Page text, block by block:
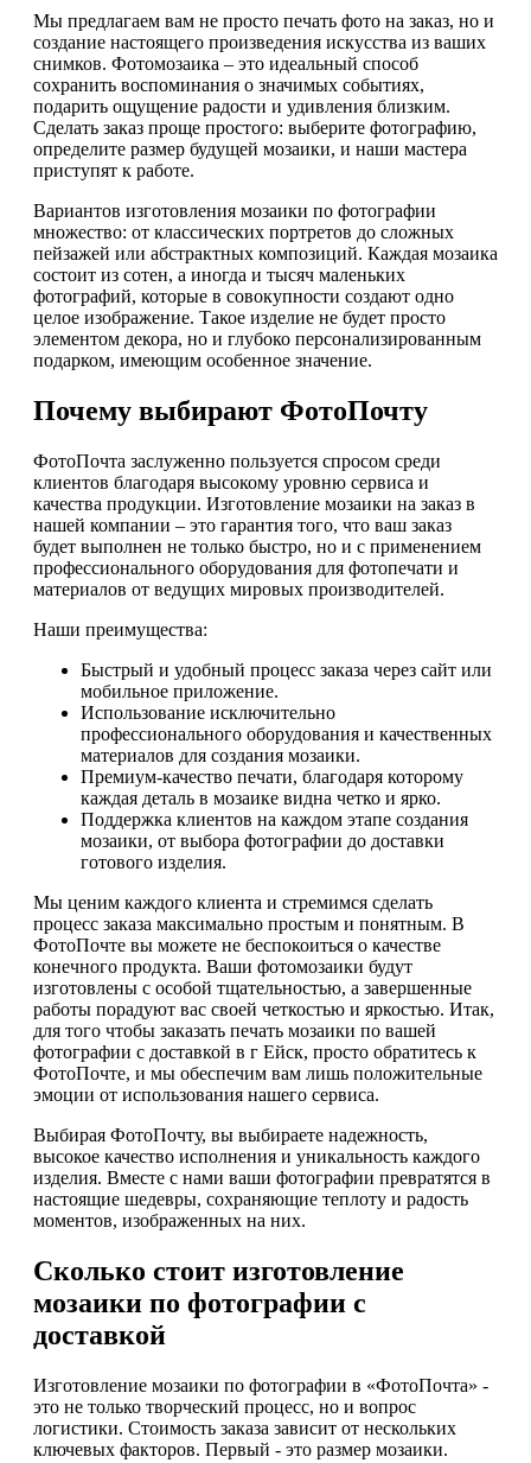
Мы предлагаем вам не просто печать фото на заказ, но и
создание настоящего произведения искусства из ваших
снимков. Фотомозаика – это идеальный способ
сохранить воспоминания о значимых событиях,
подарить ощущение радости и удивления близким.
Сделать заказ проще простого: выберите фотографию,
определите размер будущей мозаики, и наши мастера
приступят к работе.
Вариантов изготовления мозаики по фотографии
множество: от классических портретов до сложных
пейзажей или абстрактных композиций. Каждая мозаика
состоит из сотен, а иногда и тысяч маленьких
фотографий, которые в совокупности создают одно
целое изображение. Такое изделие не будет просто
элементом декора, но и глубоко персонализированным
подарком, имеющим особенное значение.
Почему выбирают ФотоПочту
ФотоПочта заслуженно пользуется спросом среди
клиентов благодаря высокому уровню сервиса и
качества продукции. Изготовление мозаики на заказ в
нашей компании – это гарантия того, что ваш заказ
будет выполнен не только быстро, но и с применением
профессионального оборудования для фотопечати и
материалов от ведущих мировых производителей.
Наши преимущества:
Быстрый и удобный процесс заказа через сайт или
мобильное приложение.
Использование исключительно
профессионального оборудования и качественных
материалов для создания мозаики.
Премиум-качество печати, благодаря которому
каждая деталь в мозаике видна четко и ярко.
Поддержка клиентов на каждом этапе создания
мозаики, от выбора фотографии до доставки
готового изделия.
Мы ценим каждого клиента и стремимся сделать
процесс заказа максимально простым и понятным. В
ФотоПочте вы можете не беспокоиться о качестве
конечного продукта. Ваши фотомозаики будут
изготовлены с особой тщательностью, а завершенные
работы порадуют вас своей четкостью и яркостью. Итак,
для того чтобы заказать печать мозаики по вашей
фотографии с доставкой в г Ейск, просто обратитесь к
ФотоПочте, и мы обеспечим вам лишь положительные
эмоции от использования нашего сервиса.
Выбирая ФотоПочту, вы выбираете надежность,
высокое качество исполнения и уникальность каждого
изделия. Вместе с нами ваши фотографии превратятся в
настоящие шедевры, сохраняющие теплоту и радость
моментов, изображенных на них.
Сколько стоит изготовление
мозаики по фотографии с
доставкой
Изготовление мозаики по фотографии в «ФотоПочта» -
это не только творческий процесс, но и вопрос
логистики. Стоимость заказа зависит от нескольких
ключевых факторов. Первый - это размер мозаики.